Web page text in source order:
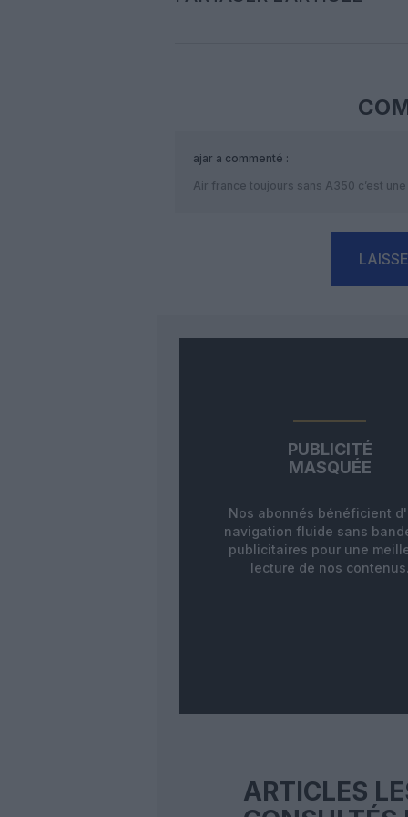
ajar a commenté :
Air france toujours sans A350 c’est une
PUBLICITÉ
MASQUÉE
Nos abonnés bénéficient
navigation fluide sans
publicitaires pour une
lecture de nos contenus.
ARTICLES